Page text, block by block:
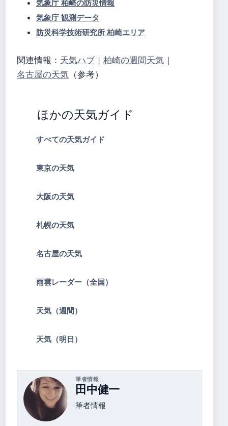
気象庁 柏崎の防災情報
気象庁 観測データ
防災科学技術研究所 柏崎エリア
関連情報： 天気ハブ | 柏崎の週間天気 |
名古屋の天気 （参考）
ほかの天気ガイド
すべての天気ガイド
東京の天気
大阪の天気
札幌の天気
名古屋の天気
雨雲レーダー（全国）
天気（週間）
天気（明日）
筆者情報
田中健一
筆者情報